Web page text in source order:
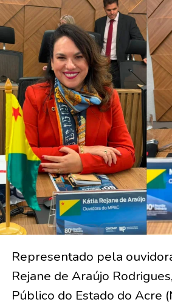
Representado pela
Rejane de Araújo
Público do Estado do Acre